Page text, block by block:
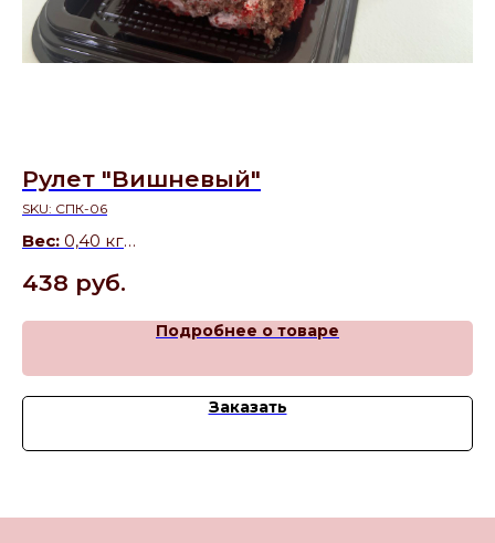
Рулет "Вишневый"
SKU: СПК-06
Вес: 0,40 кг
сахарным сиропом, начинка из сметанного крема
с вишней
438 руб.
Подробнее о товаре
Заказать